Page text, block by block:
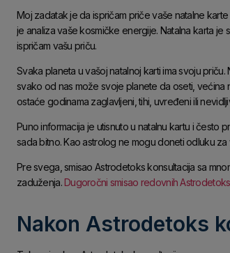
Moj zadatak je da ispričam priče vaše natalne
je analiza vaše kosmičke energije. Natalna karta
ispričam vašu priču.
Svaka planeta u vašoj natalnoj karti ima svoju
svako od nas može svoje planete da oseti, većina
ostaće godinama zaglavljeni, tihi, uvređeni ili
Puno informacija je utisnuto u natalnu kartu i često
sada bitno. Kao astrolog ne mogu doneti odluku
Pre svega, smisao Astrodetoks konsultacija sa
zaduženja.Dugoročni smisao redovnih
Nakon Astrodetoks